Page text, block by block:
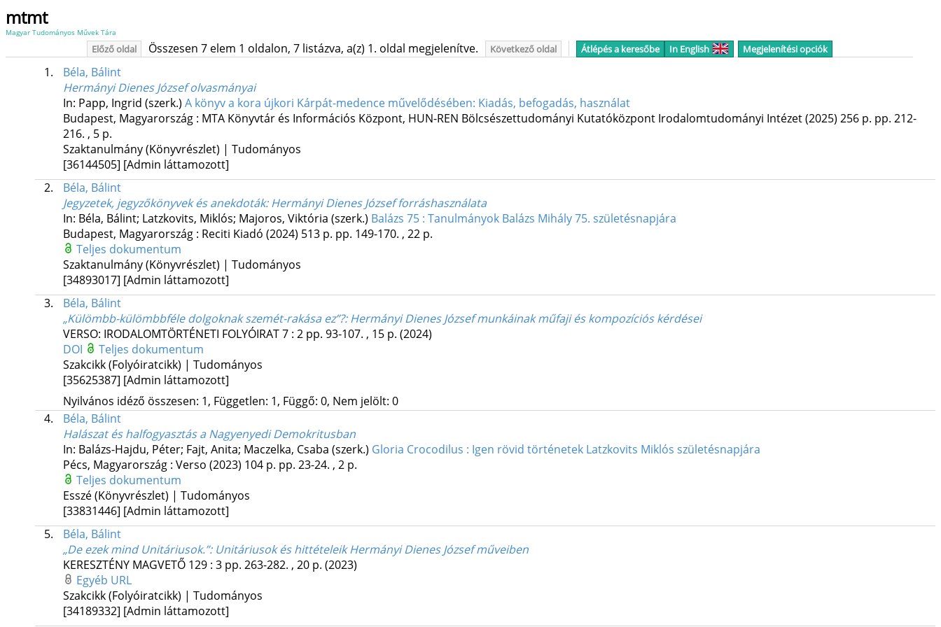
mtmt
Magyar Tudományos Művek Tára
Előző oldal Összesen 7 elem 1 oldalon, 7 listázva, a(z) 1. oldal megjelenítve. Következő oldal Átlépés a keresőbe In English Megjelenítési opciók
1.
Béla, Bálint
Hermányi Dienes József olvasmányai
In: Papp, Ingrid (szerk.) A könyv a kora újkori Kárpát-medence művelődésében: Kiadás, befogadás, használat
Budapest, Magyarország : MTA Könyvtár és Információs Központ, HUN-REN Bölcsészettudományi Kutatóközpont Irodalomtudományi Intézet(2025) 256 p. pp. 212-
216. , 5 p.
Szaktanulmány (Könyvrészlet) | Tudományos
[36144505] [Admin láttamozott]
2.
Béla, Bálint
Jegyzetek, jegyzőkönyvek és anekdoták: Hermányi Dienes József forráshasználata
In: Béla, Bálint; Latzkovits, Miklós; Majoros, Viktória (szerk.) Balázs 75 : Tanulmányok Balázs Mihály 75. születésnapjára
Budapest, Magyarország : Reciti Kiadó (2024) 513 p. pp. 149-170. , 22 p.
Teljes dokumentum
Szaktanulmány (Könyvrészlet) | Tudományos
[34893017] [Admin láttamozott]
3.
Béla, Bálint
„Külömbb-külömbbféle dolgoknak szemét-rakása ez”?: Hermányi Dienes József munkáinak műfaji és kompozíciós kérdései
VERSO: IRODALOMTÖRTÉNETI FOLYÓIRAT7: 2 pp. 93-107. , 15 p. (2024)
DOI
Teljes dokumentum
Szakcikk (Folyóiratcikk) | Tudományos
[35625387] [Admin láttamozott]
Nyilvános idéző összesen: 1, Független: 1, Függő: 0, Nem jelölt: 0
4.
Béla, Bálint
Halászat és halfogyasztás a Nagyenyedi Demokritusban
In: Balázs-Hajdu, Péter; Fajt, Anita; Maczelka, Csaba (szerk.) Gloria Crocodilus : Igen rövid történetek Latzkovits Miklós születésnapjára
Pécs, Magyarország : Verso (2023) 104 p. pp. 23-24. , 2 p.
Teljes dokumentum
Esszé (Könyvrészlet) | Tudományos
[33831446] [Admin láttamozott]
5.
Béla, Bálint
„De ezek mind Unitáriusok.”: Unitáriusok és hittételeik Hermányi Dienes József műveiben
KERESZTÉNY MAGVETŐ 129: 3 pp. 263-282. , 20 p. (2023)
Egyéb URL
Szakcikk (Folyóiratcikk) | Tudományos
[34189332] [Admin láttamozott]